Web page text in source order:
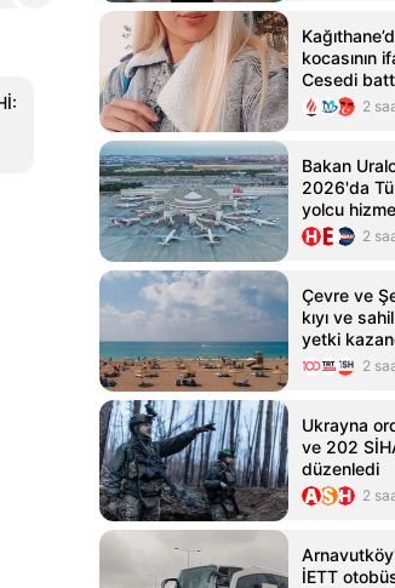
kocasının
Cesedi
2
Bakan
2026'da
yolcu
2
Çevre ve
kıyı ve
yetki
2
Ukrayna
ve 202
düzenledi
2
İETT